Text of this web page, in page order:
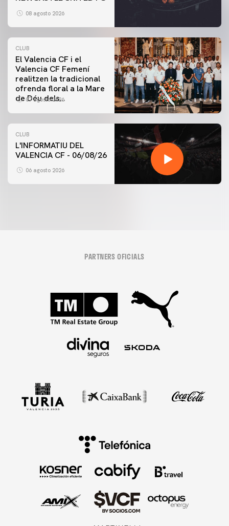
08 agosto 2026
CLUB
El Valencia CF i el
Valencia CF Femení
realitzen la tradicional
ofrenda floral a la Mare
de Déu dels
07 agosto 2026
CLUB
L'INFORMATIU DEL
VALENCIA CF - 06/08/26
06 agosto 2026
PARTNERS OFICIALS